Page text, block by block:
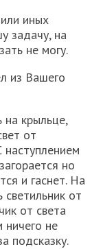
иных
задачу, на
не могу.
из Вашего
на крыльце,
от
наступлением
но
и гаснет. На
от
от света
ничего не
подсказку.